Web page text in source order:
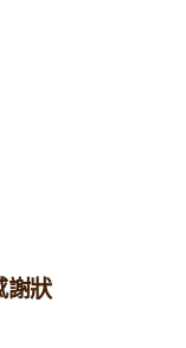
謝狀